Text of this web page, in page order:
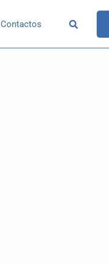
Contactos